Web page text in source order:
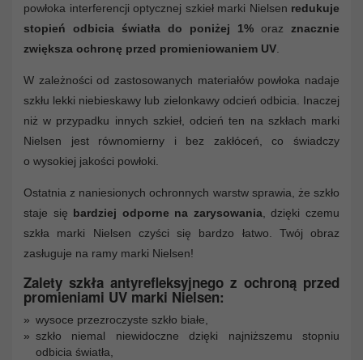
powłoka interferencji optycznej szkieł marki Nielsen redukuje
stopień odbicia światła do poniżej 1% oraz znacznie
zwiększa ochronę przed promieniowaniem UV
W zależności od zastosowanych materiałów powłoka nadaje
szkłu lekki niebieskawy lub zielonkawy odcień odbicia. Inaczej
niż w przypadku innych szkieł, odcień ten na szkłach marki
Nielsen jest równomierny i bez zakłóceń, co świadczy
o wysokiej jakości powłoki.
Ostatnia z naniesionych ochronnych warstw sprawia, że szkło
staje się bardziej odporne na zarysowania , dzięki czemu
szkła marki Nielsen czyści się bardzo łatwo. Twój obraz
zasługuje na ramy marki Nielsen!
Zalety szkła antyrefleksyjnego z ochroną przed
promieniami UV marki Nielsen:
wysoce przezroczyste szkło białe,
szkło niemal niewidoczne dzięki najniższemu stopniu
odbicia światła,